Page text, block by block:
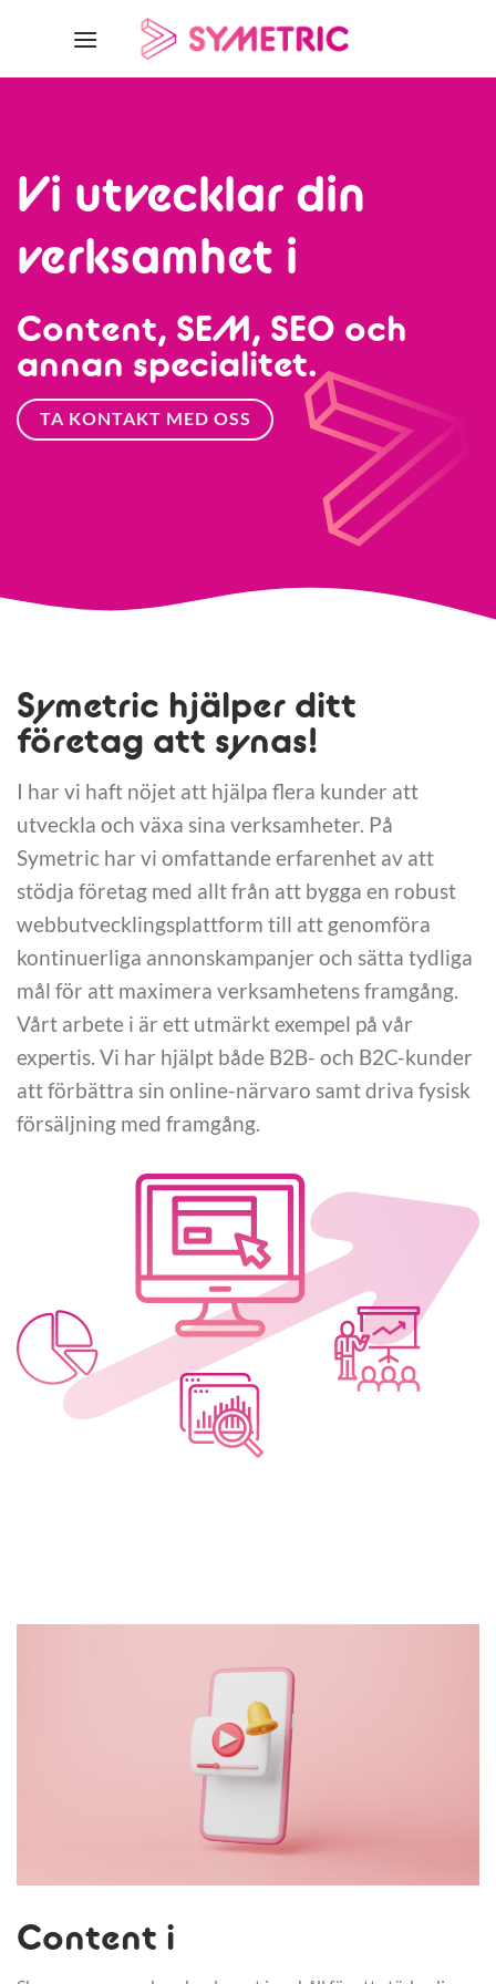
Vi utvecklar din
verksamhet i
Content, SEM, SEO och
annan specialitet.
TA KONTAKT MED OSS
Symetric hjälper ditt
företag att synas!
I har vi haft nöjet att hjälpa flera kunder att
utveckla och växa sina verksamheter. På
Symetric har vi omfattande erfarenhet av att
stödja företag med allt från att bygga en robust
webbutvecklingsplattform till att genomföra
kontinuerliga annonskampanjer och sätta tydliga
mål för att maximera verksamhetens framgång.
Vårt arbete i är ett utmärkt exempel på vår
expertis. Vi har hjälpt både B2B- och B2C-kunder
att förbättra sin online-närvaro samt driva fysisk
försäljning med framgång.
Content i